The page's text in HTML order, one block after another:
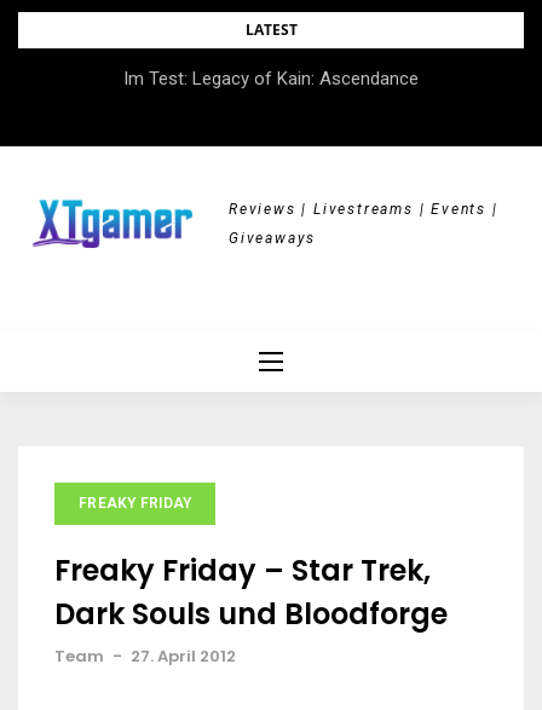
Skip
LATEST
Im Test: Legacy of Kain: Ascendance
Reviews | Livestreams | Events |
Giveaways
FREAKY FRIDAY
Freaky Friday – Star Trek,
Dark Souls und Bloodforge
Team - 27. April 2012